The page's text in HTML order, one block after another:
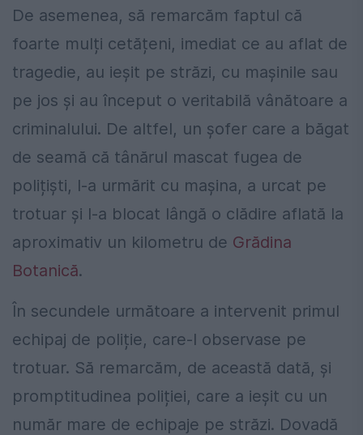
De asemenea, să remarcăm faptul că
foarte mulți cetățeni, imediat ce au aflat de
tragedie, au ieșit pe străzi, cu mașinile sau
pe jos și au început o veritabilă vânătoare a
criminalului. De altfel, un șofer care a băgat
de seamă că tânărul mascat fugea de
polițiști, l-a urmărit cu mașina, a urcat pe
trotuar și l-a blocat lângă o clădire aflată la
aproximativ un kilometru de Grădina
Botanică.
În secundele următoare a intervenit primul
echipaj de poliție, care-l observase pe
trotuar. Să remarcăm, de această dată, și
promptitudinea poliției, care a ieșit cu un
număr mare de echipaje pe străzi. Dovadă